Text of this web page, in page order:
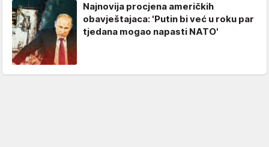
Najnovija procjena američkih
obavještajaca: 'Putin bi već u roku par
tjedana mogao napasti NATO'